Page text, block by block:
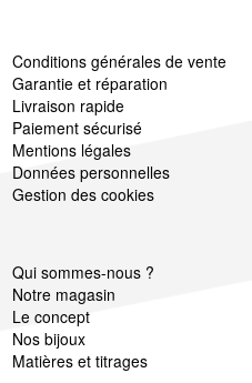
Conditions générales de vente
Garantie et réparation
Livraison rapide
Paiement sécurisé
Mentions légales
Données personnelles
Gestion des cookies
Qui sommes-nous ?
Notre magasin
Le concept
Nos bijoux
Matières et titrages